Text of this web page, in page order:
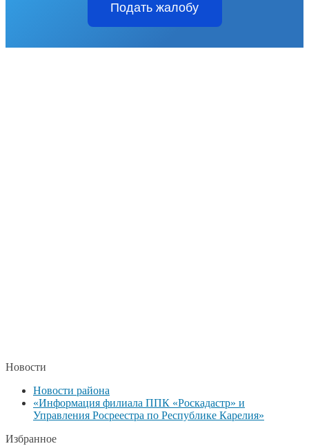
Подать жалобу
Новости
Новости района
«Информация филиала ППК «Роскадастр» и
Управления Росреестра по Республике Карелия»
Избранное